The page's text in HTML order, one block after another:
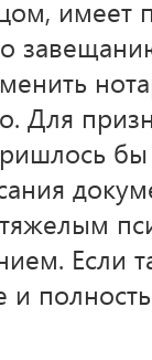
имеет
Для
тяжелым
Если